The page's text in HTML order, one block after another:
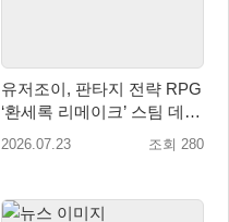
유저조이, 판타지 전략 RPG
‘환세록 리메이크’ 스팀 데모
무료 배포
2026.07.23 조회 280